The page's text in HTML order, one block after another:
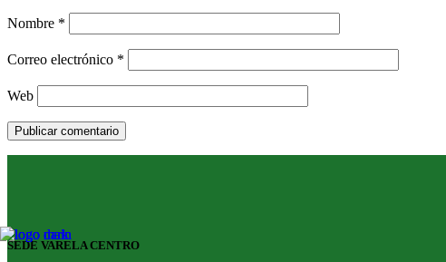
Nombre *
Correo electrónico *
Web
SEDE VARELA CENTRO